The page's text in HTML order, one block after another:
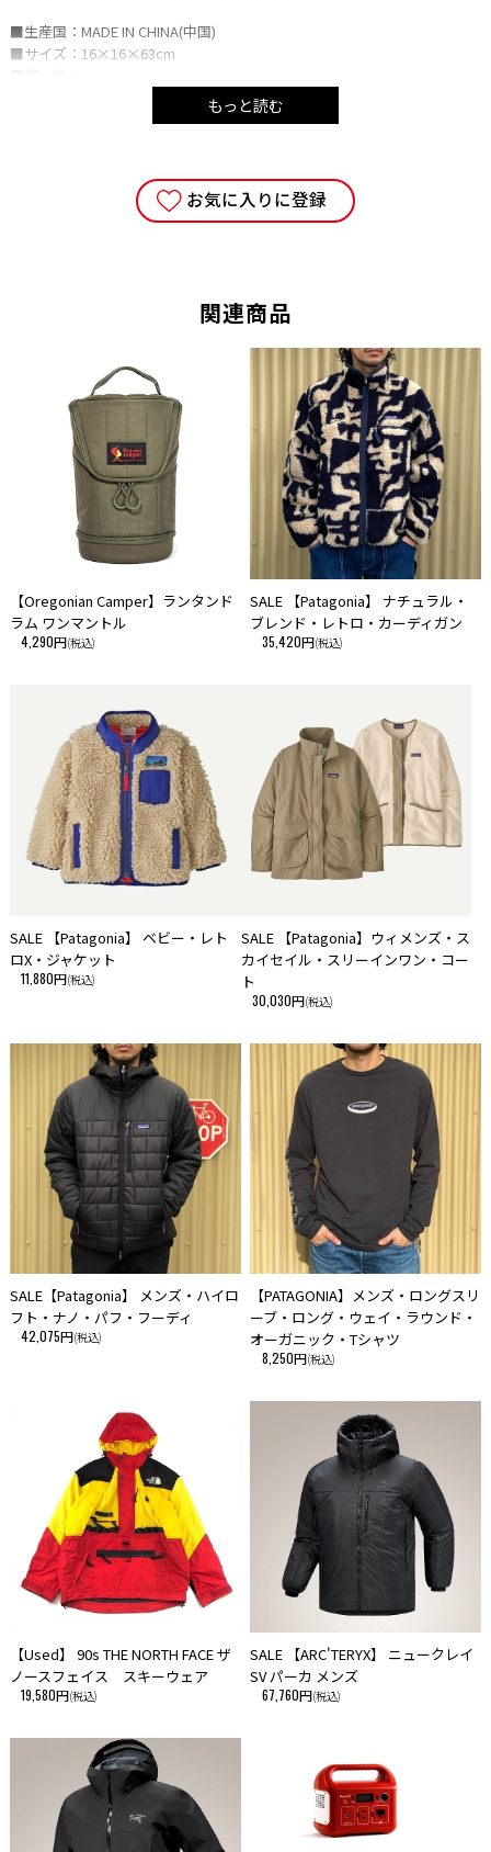
■生産国：MADE IN CHINA(中国)
■サイズ：16×16×63cm
※サイズは実測値になります。多少の誤差はご容赦ください。
※モニターによって色の見え方が異なる場合があります。
・ご使用の端末により、実物とは多少色合い等が異なって見える場合がご
ざいます。予めご了承下さい。
ながらご注文をキャンセルとさせて頂きます。 在庫管理は、できる限り
・こちらの商品は、初期の製品不良以外での返品・交換はお断りさせて頂
いております。あらかじめご了承ください。
もっと読む
お気に入りに登録
関連商品
【Oregonian Camper】ランタンド
ラム ワンマントル
4,290円(税込)
SALE 【Patagonia】 ナチュラル・
ブレンド・レトロ・カーディガン
35,420円(税込)
SALE 【Patagonia】 ベビー・レト
ロX・ジャケット
11,880円(税込)
SALE 【Patagonia】ウィメンズ・ス
カイセイル・スリーインワン・コー
ト
30,030円(税込)
SALE【Patagonia】 メンズ・ハイロ
フト・ナノ・パフ・フーディ
42,075円(税込)
【PATAGONIA】メンズ・ロングスリ
ーブ・ロング・ウェイ・ラウンド・
オーガニック・Tシャツ
8,250円(税込)
【Used】 90s THE NORTH FACE ザ
ノースフェイス スキーウェア
19,580円(税込)
SALE 【ARC'TERYX】 ニュークレイ
SV パーカ メンズ
67,760円(税込)